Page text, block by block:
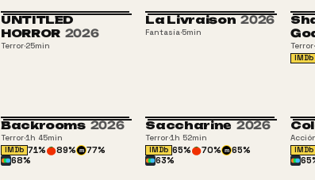
UNTITLED
HORROR 2026
Terror·25min
La Livraison 2026
Fantasía·5min
Terror·
IMDb
+16
Backrooms 2026
Terror·1h 45min
IMDb 71% 89% m 77%
68%
+16
Saccharine 2026
Terror·1h 52min
IMDb 65% 70% m 65%
63%
IMDb
65